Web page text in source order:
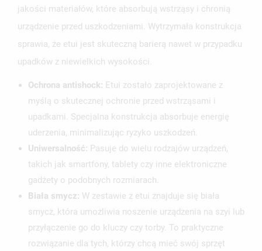
jakości materiałów, które absorbują wstrząsy i chronią
urządzenie przed uszkodzeniami. Wytrzymała konstrukcja
sprawia, że etui jest skuteczną barierą nawet w przypadku
upadków z niewielkich wysokości.
Ochrona antishock: Etui zostało zaprojektowane z
myślą o skutecznej ochronie przed wstrząsami i
upadkami. Specjalna konstrukcja absorbuje energię
uderzenia, minimalizując ryzyko uszkodzeń.
Uniwersalność: Pasuje do wielu rodzajów urządzeń,
takich jak smartfony, tablety czy inne elektroniczne
gadżety o podobnych rozmiarach.
Biała smycz: W zestawie z etui znajduje się biała
smycz, która umożliwia noszenie urządzenia na szyi lub
przyłączenie go do kluczy czy torby. To praktyczne
rozwiązanie dla tych, którzy chcą mieć swój sprzęt
MOJE LISTY ŻYCZEŃ
UTWÓRZ NOWĄ LISTĘ
UTWÓRZ LISTĘ ŻYCZEŃ
NAZWA LISTY ŻYCZEŃ
ANULUJ UTWÓRZ LISTĘ ŻYCZEŃ
ZALOGUJ SIĘ
MUSISZ BYĆ ZALOGOWANY BY ZAPISAĆ PRODUKTY NA
SWOJEJ LIŚCIE ŻYCZEŃ.